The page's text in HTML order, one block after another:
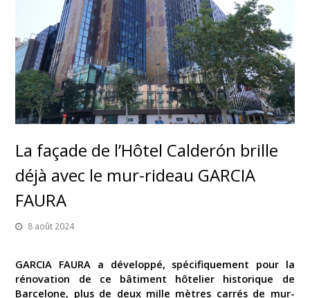
La façade de l’Hôtel Calderón brille
déjà avec le mur-rideau GARCIA
FAURA
8 août 2024
GARCIA FAURA a développé, spécifiquement pour la
rénovation de ce bâtiment hôtelier historique de
Barcelone, plus de deux mille mètres carrés de mur-